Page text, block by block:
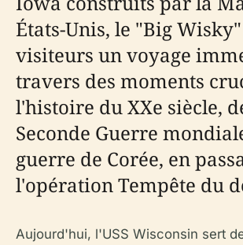
États-Unis, le "Big
visiteurs un voyage
travers des moments
l'histoire du XXe siècle,
Seconde Guerre
guerre de Corée, en
l'opération Tempête du
Aujourd'hui, l'USS Wisconsin sert